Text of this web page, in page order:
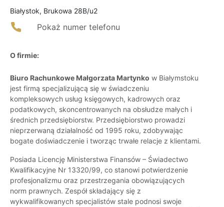
Białystok, Brukowa 28B/u2
Pokaż numer telefonu
O firmie:
Biuro Rachunkowe Małgorzata Martynko w Białymstoku
jest firmą specjalizującą się w świadczeniu
kompleksowych usług księgowych, kadrowych oraz
podatkowych, skoncentrowanych na obsłudze małych i
średnich przedsiębiorstw. Przedsiębiorstwo prowadzi
nieprzerwaną działalność od 1995 roku, zdobywając
bogate doświadczenie i tworząc trwałe relacje z klientami.
Posiada Licencję Ministerstwa Finansów – Świadectwo
Kwalifikacyjne Nr 13320/99, co stanowi potwierdzenie
profesjonalizmu oraz przestrzegania obowiązujących
norm prawnych. Zespół składający się z
wykwalifikowanych specjalistów stale podnosi swoje